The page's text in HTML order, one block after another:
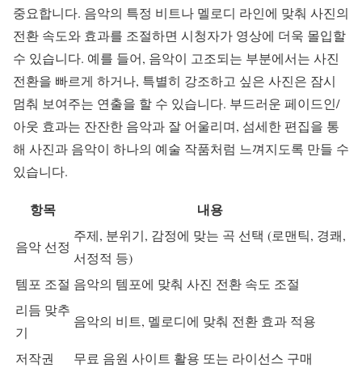
중요합니다. 음악의 특정 비트나 멜로디 라인에 맞춰 사진의
전환 속도와 효과를 조절하면 시청자가 영상에 더욱 몰입할
수 있습니다. 예를 들어, 음악이 고조되는 부분에서는 사진
전환을 빠르게 하거나, 특별히 강조하고 싶은 사진은 잠시
멈춰 보여주는 연출을 할 수 있습니다. 부드러운 페이드인/
아웃 효과는 잔잔한 음악과 잘 어울리며, 섬세한 편집을 통
해 사진과 음악이 하나의 예술 작품처럼 느껴지도록 만들 수
있습니다.
항목 내용
음악 선정
주제, 분위기, 감정에 맞는 곡 선택 (로맨틱, 경쾌,
서정적 등)
템포 조절 음악의 템포에 맞춰 사진 전환 속도 조절
리듬 맞추
기
음악의 비트, 멜로디에 맞춰 전환 효과 적용
저작권 무료 음원 사이트 활용 또는 라이선스 구매